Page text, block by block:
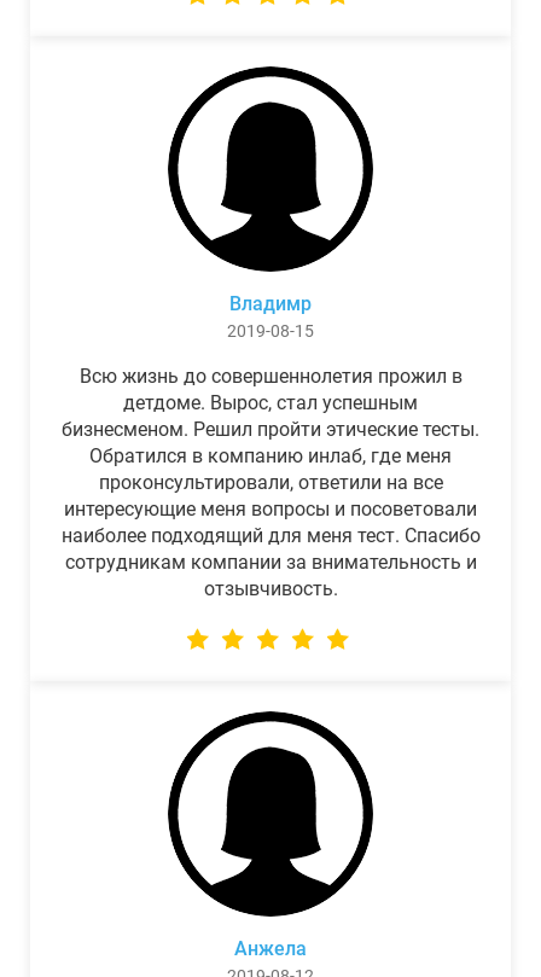
Владимр
2019-08-15
Всю жизнь до совершеннолетия прожил в
детдоме. Вырос, стал успешным
бизнесменом. Решил пройти этические тесты.
Обратился в компанию инлаб, где меня
проконсультировали, ответили на все
интересующие меня вопросы и посоветовали
наиболее подходящий для меня тест. Спасибо
сотрудникам компании за внимательность и
отзывчивость.
Анжела